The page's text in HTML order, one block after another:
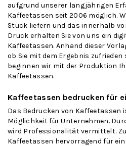
aufgrund unserer langjährigen
Kaffeetassen seit 2006 möglich.
Stück liefern und das innerhalb
Druck erhalten Sie von uns ein
Kaffeetassen. Anhand dieser
ob Sie mit dem Ergebnis zufrieden
beginnen wir mit der Produktion
Kaffeetassen.
Kaffeetassen bedrucken für
Das Bedrucken von Kaffeetassen
Möglichkeit für Unternehmen.
wird Professionalität vermittelt.
Kaffeetassen hervorragend für